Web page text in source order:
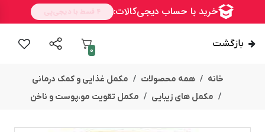
بازگشت
0
خانه همه محصولات
مکمل غذایی و کمک درمانی
مکمل های زیبایی
مکمل تقویت مو،پوست و ناخن